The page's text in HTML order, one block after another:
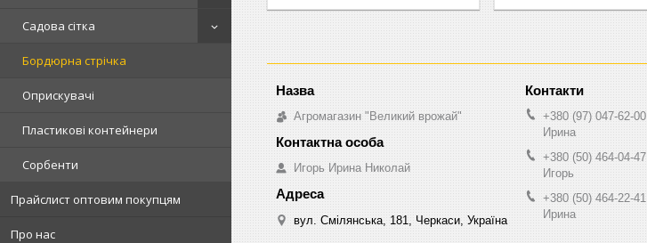
Садова сітка
Бордюрна стрічка
Оприскувачі
Пластикові контейнери
Сорбенти
Прайслист оптовим покупцям
Про нас
Агромагазин "Великий врожай"
Игорь Ирина Николай
вул. Смілянська, 181, Черкаси, Україна
+380 (97) 047-62-00
Ирина
+380 (50) 464-04-47
Игорь
+380 (50) 464-22-41
Ирина